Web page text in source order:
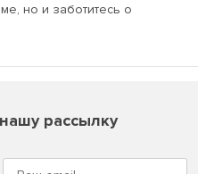
но и заботитесь о
рассылку